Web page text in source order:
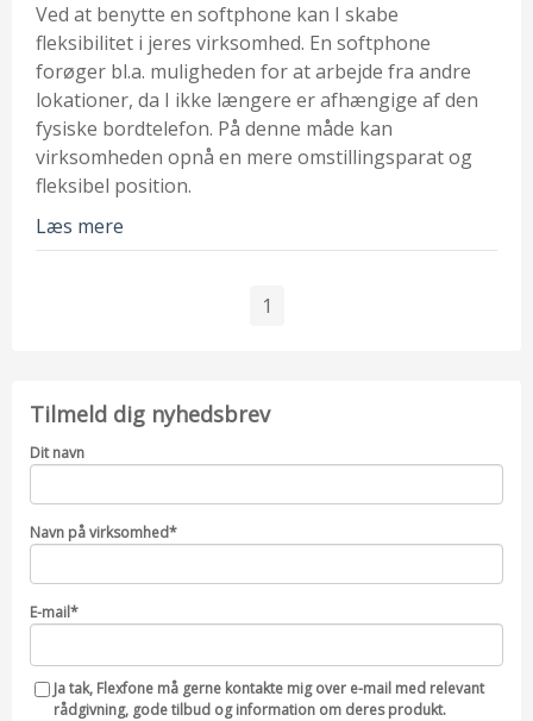
Ved at benytte en softphone kan I skabe
fleksibilitet i jeres virksomhed. En softphone
forøger bl.a. muligheden for at arbejde fra andre
lokationer, da I ikke længere er afhængige af den
fysiske bordtelefon. På denne måde kan
virksomheden opnå en mere omstillingsparat og
fleksibel position.
Læs mere
1
Tilmeld dig nyhedsbrev
Dit navn
Navn på virksomhed*
E-mail*
Ja tak, Flexfone må gerne kontakte mig over e-mail med relevant
rådgivning, gode tilbud og information om deres produkt.